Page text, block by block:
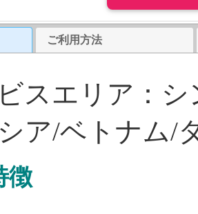
ご利用方法
スエリア：
ア/ベトナム/
徴